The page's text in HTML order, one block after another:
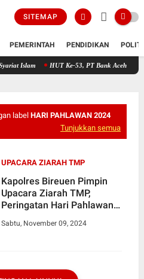
SITEMAP
PEMERINTAH PENDIDIKAN
HUT Ke-53, PT Bank Aceh Syariah KC
label HARI PAHLAWAN 2024
Tunjukkan semua
UPACARA ZIARAH TMP
Kapolres Bireuen Pimpin
Upacara Ziarah TMP,
Peringatan Hari Pahlawan
Sabtu, November 09, 2024